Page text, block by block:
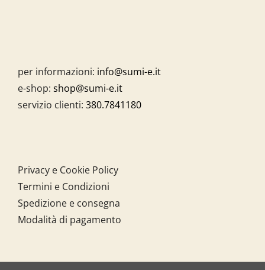
per informazioni: info@sumi-e.it
e-shop: shop@sumi-e.it
servizio clienti: 380.7841180
Privacy e Cookie Policy
Termini e Condizioni
Spedizione e consegna
Modalità di pagamento